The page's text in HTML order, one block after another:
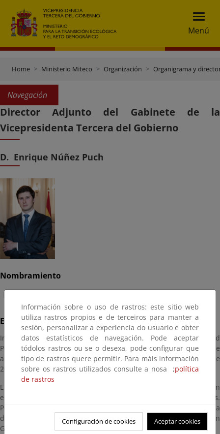
Menú
Home Ministerio Miteco Organización Organigrama y
Navegación
Director Adjunto del Gabinete de la
Vicepresidenta Tercera del Gobierno
D. Enrique Núñez Puch
Nombramiento
Experiencia profesional
Ingeniero de Caminos, Canales y Puertos por la Universidad
Politécnica de Madrid, especialidad Transportes (2015). Pertenece
al Cuerpo Superior de Administradores Civiles del Estado desde
2021.
En el ámbito privado ha trabajado en el sector de la construcción
en el área de las obras subterráneas y obras marítimas.
Posteriormente, en la Administración General del Estado ha
desarrollado su labor en la Unidad de Apoyo de la Dirección
General de Política Energética y Minas.
Información sobre o uso de rastros: este sitio web
utiliza rastros propios e de terceiros para manter a
sesión, personalizar a experiencia do usuario e obter
datos estatísticos de navegación. Pode aceptar
tódolos rastros ou se o desexa, pode configurar que
tipo de rastros quere permitir. Para máis información
sobre os rastros utilizados consulte a nosa ;política
de rastros
Configuración de cookies Aceptar cookies